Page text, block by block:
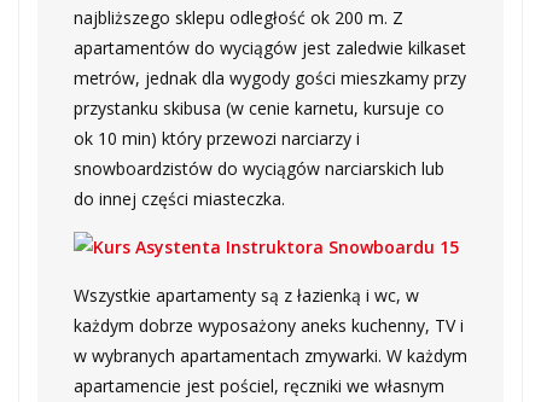
najbliższego sklepu odległość ok 200 m. Z
apartamentów do wyciągów jest zaledwie kilkaset
metrów, jednak dla wygody gości mieszkamy przy
przystanku skibusa (w cenie karnetu, kursuje co
ok 10 min) który przewozi narciarzy i
snowboardzistów do wyciągów narciarskich lub
do innej części miasteczka.
Wszystkie apartamenty są z łazienką i wc, w
każdym dobrze wyposażony aneks kuchenny, TV i
w wybranych apartamentach zmywarki. W każdym
apartamencie jest pościel, ręczniki we własnym